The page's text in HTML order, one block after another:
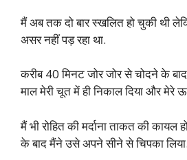
मैं अब तक दो बार स्खलित हो चुकी थी
असर नहीं पड़ रहा था.
करीब 40 मिनट जोर जोर से चोदने के
माल मेरी चूत में ही निकाल दिया और मेरे
मैं भी रोहित की मर्दाना ताकत की
के बाद मैंने उसे अपने सीने से चिपका लिया.